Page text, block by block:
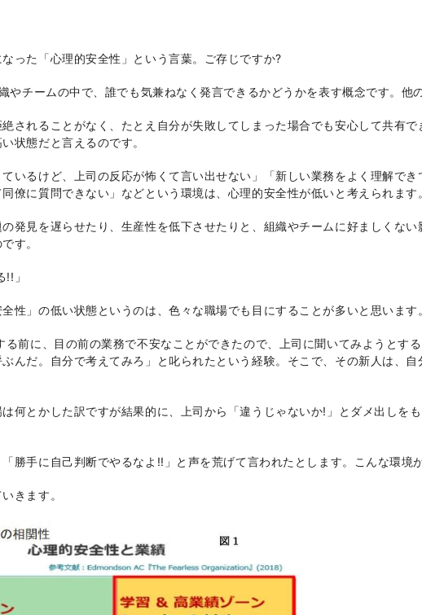
た「心理的安全性」という言葉。ご存じですか?
やチームの中で、誰でも気兼ねなく発言できるかどうかを表す概念です。他
されることがなく、たとえ自分が失敗してしまった場合でも安心して共有で
状態だと言えるのです。
いるけど、上司の反応が怖くて言い出せない」「新しい業務をよく理解でき
僚に質問できない」などという環境は、心理的安全性が低いと考えられます
発見を遅らせたり、生産性を低下させたりと、組織やチームに好ましくない
す。
!! 」
性」の低い状態というのは、色々な職場でも目にすることが多いと思います
前に、目の前の業務で不安なことができたので、上司に聞いてみようとする
んだ。自分で考えてみろ」と叱られたという経験。そこで、その新人は、自
何とかした訳ですが結果的に、上司から「違うじゃないか! 」とダメ出しを
勝手に自己判断でやるなよ !! 」と声を荒げて言われたとします。こんな環境
きます。